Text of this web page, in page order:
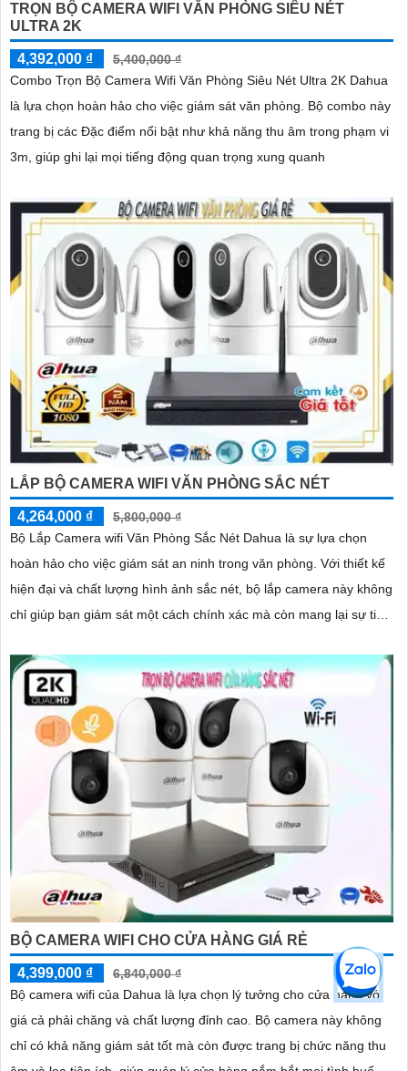
TRỌN BỘ CAMERA WIFI VĂN PHÒNG SIÊU NÉT
ULTRA 2K
4,392,000 ₫
5,400,000 ₫
Combo Trọn Bộ Camera Wifi Văn Phòng Siêu Nét Ultra 2K Dahua
là lựa chọn hoàn hảo cho việc giám sát văn phòng. Bộ combo này
trang bị các Đặc điểm nổi bật như khả năng thu âm trong phạm vi
3m, giúp ghi lại mọi tiếng động quan trọng xung quanh
LẮP BỘ CAMERA WIFI VĂN PHÒNG SẮC NÉT
4,264,000 ₫
5,800,000 ₫
Bộ Lắp Camera wifi Văn Phòng Sắc Nét Dahua là sự lựa chọn
hoàn hảo cho việc giám sát an ninh trong văn phòng. Với thiết kế
hiện đại và chất lượng hình ảnh sắc nét, bộ lắp camera này không
chỉ giúp bạn giám sát một cách chính xác mà còn mang lại sự tiện
BỘ CAMERA WIFI CHO CỬA HÀNG GIÁ RẺ
4,399,000 ₫
6,840,000 ₫
Bộ camera wifi của Dahua là lựa chọn lý tưởng cho cửa hàng với
giá cả phải chăng và chất lượng đỉnh cao. Bộ camera này không
chỉ có khả năng giám sát tốt mà còn được trang bị chức năng thu